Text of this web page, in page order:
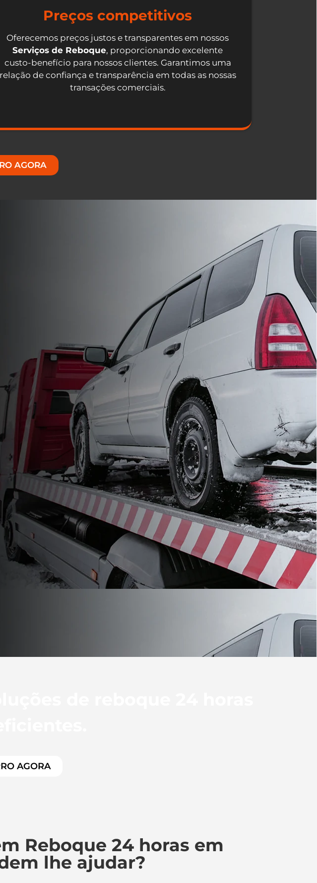
Preços competitivos
Oferecemos preços justos e transparentes em nossos
Serviços de Reboque, proporcionando excelente
custo-benefício para nossos clientes. Garantimos uma
relação de confiança e transparência em todas as nossas
transações comerciais.
AGORA
AGORA
Reboque 24 horas em
lhe ajudar?